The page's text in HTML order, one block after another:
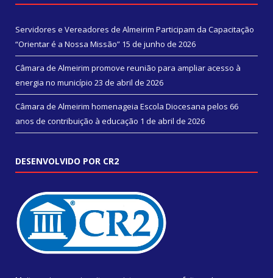
Servidores e Vereadores de Almeirim Participam da Capacitação
“Orientar é a Nossa Missão” 15 de junho de 2026
Câmara de Almeirim promove reunião para ampliar acesso à
energia no município 23 de abril de 2026
Câmara de Almeirim homenageia Escola Diocesana pelos 66
anos de contribuição à educação 1 de abril de 2026
DESENVOLVIDO POR CR2